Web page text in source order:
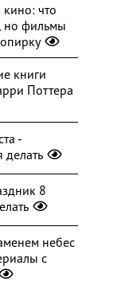
что
но фильмы
книги
Поттера
-
делать
8
небес
с